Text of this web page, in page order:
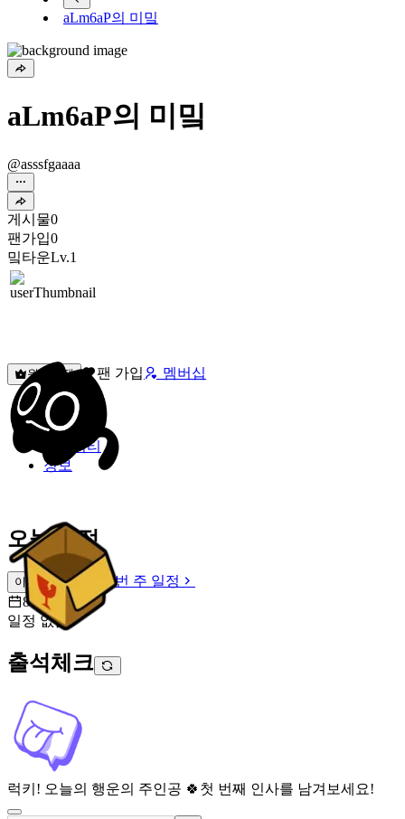
aLm6aP의 미밐
aLm6aP의 미밐
@asssfgaaaa
게시물0
팬가입0
밐타운Lv.1
원픽선택 팬 가입 멤버십
밐타운
피드
커뮤니티
정보
오늘 일정
이번 주 일정
이번 주 일정
8월 9일 [일]
일정 없음
출석체크
럭키! 오늘의 행운의 주인공 🍀 첫 번째 인사를 남겨보세요!